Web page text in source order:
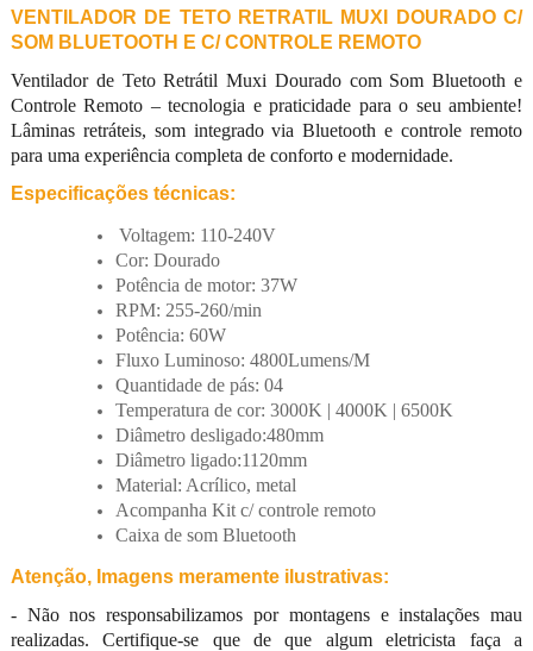
VENTILADOR DE TETO RETRATIL MUXI DOURADO C/
SOM BLUETOOTH E C/ CONTROLE REMOTO
Ventilador de Teto Retrátil Muxi Dourado com Som Bluetooth e
Controle Remoto – tecnologia e praticidade para o seu ambiente!
Lâminas retráteis, som integrado via Bluetooth e controle remoto
para uma experiência completa de conforto e modernidade.
Especificações técnicas:
Voltagem: 110-240V
Cor: Dourado
Potência de motor: 37W
RPM: 255-260/min
Potência: 60W
Fluxo Luminoso: 4800Lumens/M
Quantidade de pás: 04
Temperatura de cor: 3000K | 4000K | 6500K
Diâmetro desligado:480mm
Diâmetro ligado:1120mm
Material: Acrílico, metal
Acompanha Kit c/ controle remoto
Caixa de som Bluetooth
Atenção, Imagens meramente ilustrativas:
- Não nos responsabilizamos por montagens e instalações mau
realizadas. Certifique-se que de que algum eletricista faça a